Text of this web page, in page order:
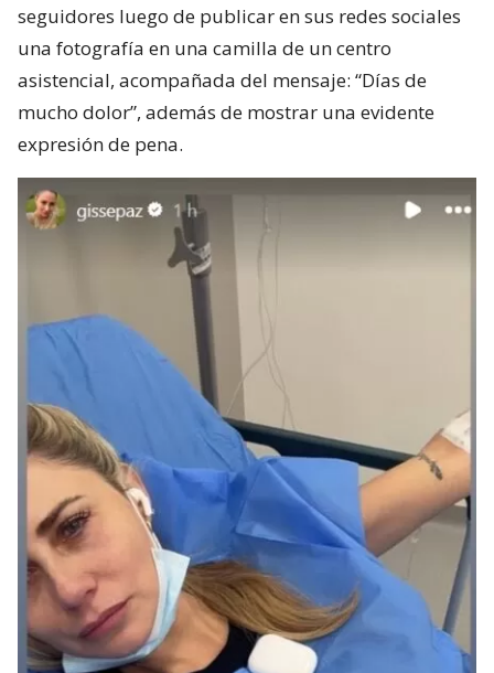
seguidores luego de publicar en sus redes sociales
una fotografía en una camilla de un centro
asistencial, acompañada del mensaje: “Días de
mucho dolor”, además de mostrar una evidente
expresión de pena.